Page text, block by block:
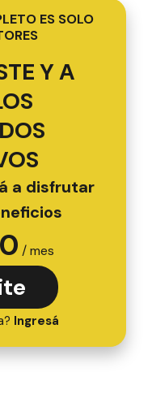
ES SOLO
Y A
a disfrutar
/ mes
Ingresá